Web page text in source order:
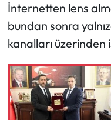
İnternetten lens
bundan sonra
kanalları